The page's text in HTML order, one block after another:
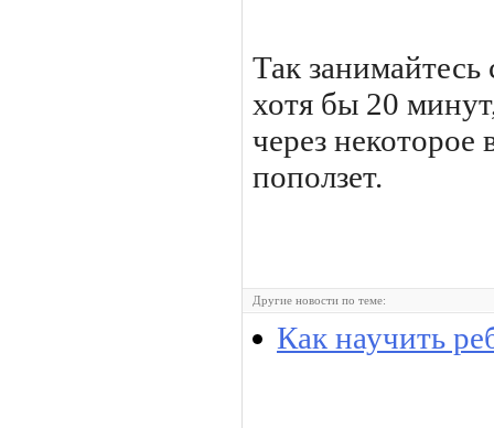
Так
хотя бы 20
через
поползет.
Другие новости по теме:
Как научить